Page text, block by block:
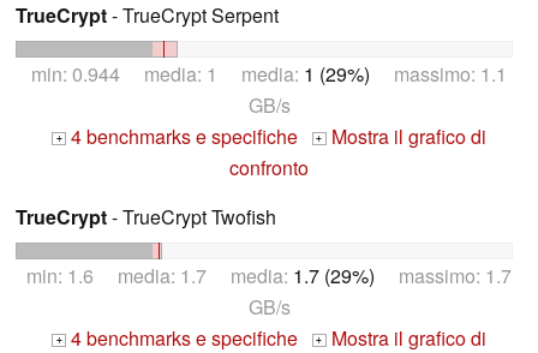
TrueCrypt- TrueCrypt Serpent
min: 0.944 media: 1 media: 1 (29%) massimo: 1.1
GB/s
+ 4 benchmarks e specifiche + Mostra il grafico di
confronto
TrueCrypt- TrueCrypt Twofish
min: 1.6 media: 1.7 media: 1.7 (29%) massimo: 1.7
GB/s
+ 4 benchmarks e specifiche + Mostra il grafico di